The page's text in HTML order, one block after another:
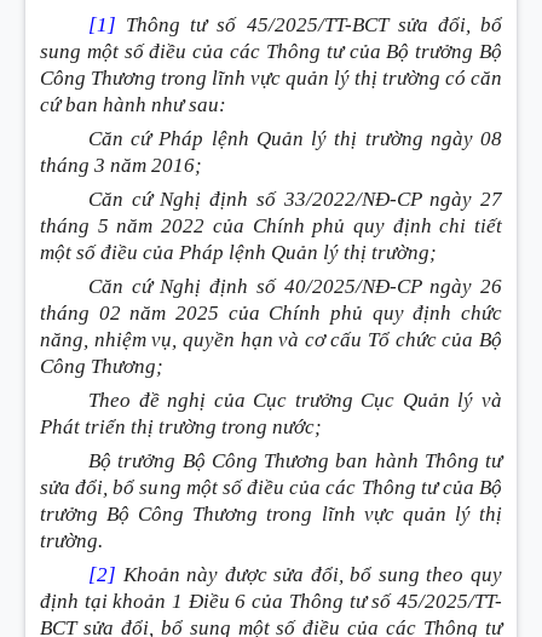
[1] Thông tư số 45/2025/TT-BCT sửa đổi, bổ
sung một số điều của các Thông tư của Bộ trưởng Bộ
Công Thương trong lĩnh vực quản lý thị trường có căn
cứ ban hành như sau:
Căn cứ Pháp lệnh Quản lý thị trường ngày 08
tháng 3 năm 2016;
Căn cứ Nghị định số 33/2022/NĐ-CP ngày 27
tháng 5 năm 2022 của Chính phủ quy định chi tiết
một số điều của Pháp lệnh Quản lý thị trường;
Căn cứ Nghị định số 40/2025/NĐ-CP ngày 26
tháng 02 năm 2025 của Chính phủ quy định chức
năng, nhiệm vụ, quyền hạn và cơ cấu Tổ chức của Bộ
Công Thương;
Theo đề nghị của Cục trưởng Cục Quản lý và
Phát triển thị trường trong nước;
Bộ trưởng Bộ Công Thương ban hành Thông tư
sửa đổi, bổ sung một số điều của các Thông tư của Bộ
trưởng Bộ Công Thương trong lĩnh vực quản lý thị
trường.
[2] Khoản này được sửa đổi, bổ sung theo quy
định tại khoản 1 Điều 6 của Thông tư số 45/2025/TT-
BCT sửa đổi, bổ sung một số điều của các Thông tư